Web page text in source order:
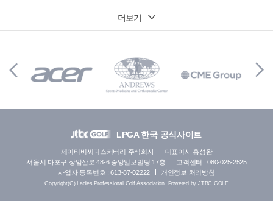
더보기
LPGA 한국 공식사이트
제이티비씨디스커버리 주식회사
대표이사 홍성완
서울시 마포구 상암산로 48-6 중앙일보빌딩 17층
고객센터 : 080-025-2525
사업자 등록번호 : 613-87-02222
개인정보 처리방침
Copyright(C) Ladies Professional Golf Association. Powered by JTBC GOLF